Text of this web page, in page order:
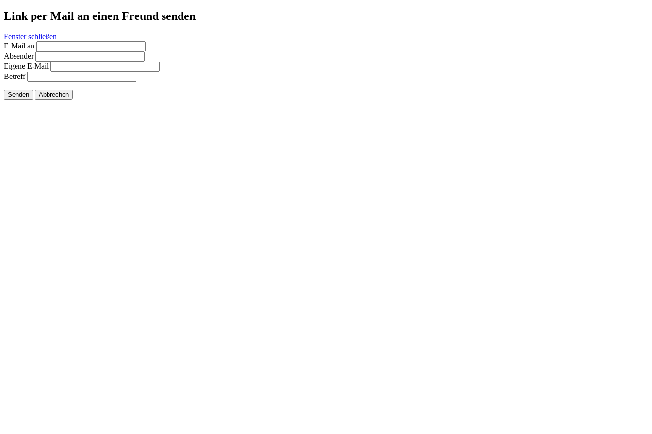
Link per Mail an einen Freund senden
Fenster schließen
E-Mail an
Absender
Eigene E-Mail
Betreff
Senden Abbrechen